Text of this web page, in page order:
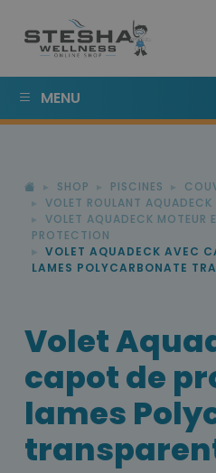
MENU
SHOP PISCINES
VOLET ROULANT AQUADECK
VOLET AQUADECK MOTEUR
PROTECTION
VOLET AQUADECK AVEC
LAMES POLYCARBONATE
Volet
capot de
lames